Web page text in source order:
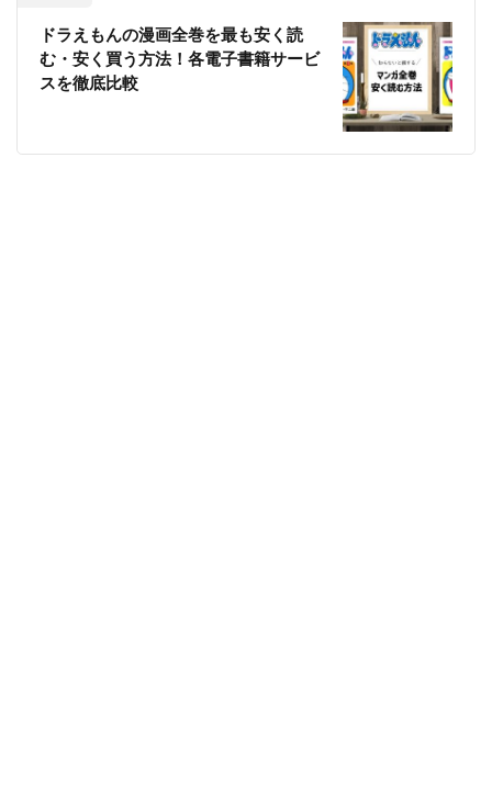
ドラえもんの漫画全巻を最も安く読
む・安く買う方法！各電子書籍サービ
スを徹底比較